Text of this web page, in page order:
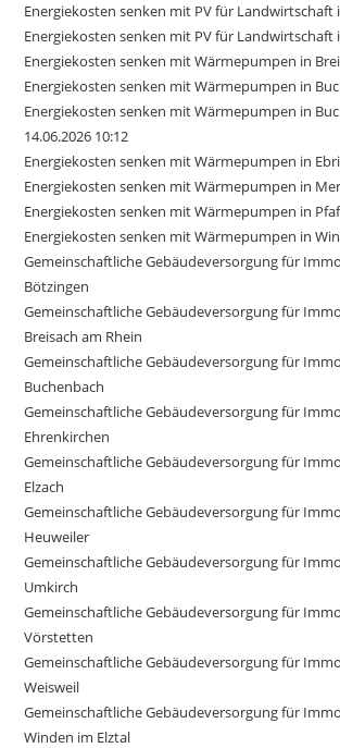
Energiekosten senken mit PV für Landwirtschaft
Energiekosten senken mit PV für Landwirtschaft
Energiekosten senken mit Wärmepumpen in
Energiekosten senken mit Wärmepumpen in
Energiekosten senken mit Wärmepumpen in
14.06.2026 10:12
Energiekosten senken mit Wärmepumpen in
Energiekosten senken mit Wärmepumpen in
Energiekosten senken mit Wärmepumpen in
Energiekosten senken mit Wärmepumpen in
Gemeinschaftliche Gebäudeversorgung für
Bötzingen
Gemeinschaftliche Gebäudeversorgung für
Breisach am Rhein
Gemeinschaftliche Gebäudeversorgung für
Buchenbach
Gemeinschaftliche Gebäudeversorgung für
Ehrenkirchen
Gemeinschaftliche Gebäudeversorgung für
Elzach
Gemeinschaftliche Gebäudeversorgung für
Heuweiler
Gemeinschaftliche Gebäudeversorgung für
Umkirch
Gemeinschaftliche Gebäudeversorgung für
Vörstetten
Gemeinschaftliche Gebäudeversorgung für
Weisweil
Gemeinschaftliche Gebäudeversorgung für
Winden im Elztal